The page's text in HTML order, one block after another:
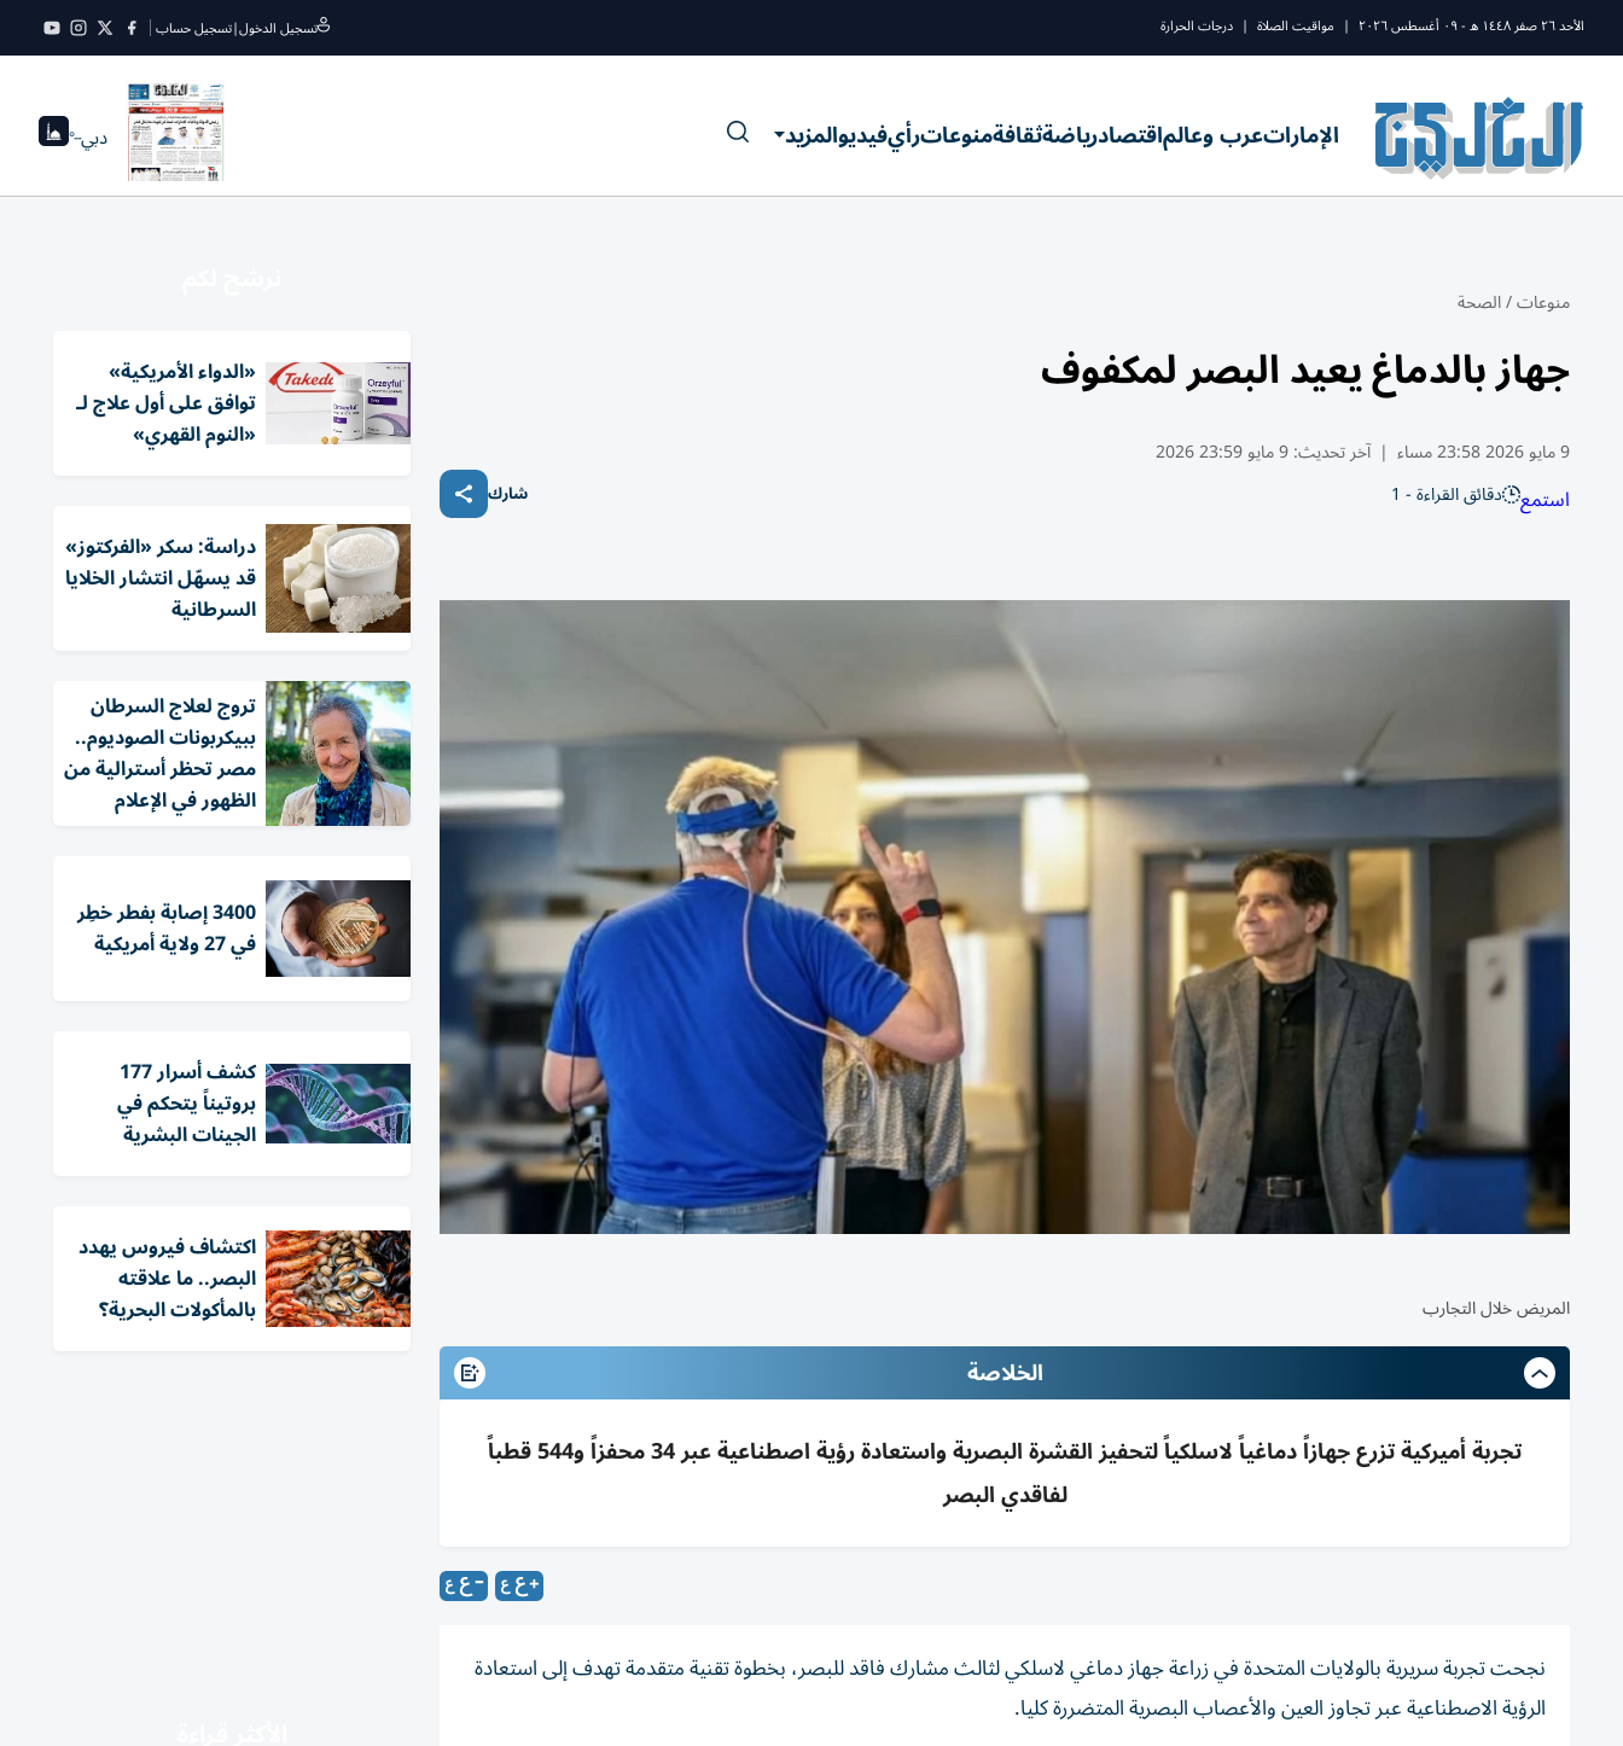
الأحد ٢٦ صفر ١٤٤٨ ه - ٠٩ أغسطس ٢٠٢٦ | مواقيت الصلاة | درجات الحرارة تسجيل الدخول|تسجيل حساب
الإماراتعرب وعالماقتصادرياضةثقافةمنوعاترأيفيديوالمزيد دبي--°
منوعات/الصحة
جهاز بالدماغ يعيد البصر لمكفوف
9 مايو 2026 23:58 مساء | آخر تحديث:9 مايو 23:59 2026
استمع دقائق القراءة - 1 شارك
المريض خلال التجارب
الخلاصة
تجربة أميركية تزرع جهازاً دماغياً لاسلكياً لتحفيز القشرة البصرية واستعادة رؤية اصطناعية عبر 34 محفزاً و544 قطباً
لفاقدي البصر
نجحت تجربة سريرية بالولايات المتحدة في زراعة جهاز دماغي لاسلكي لثالث مشارك فاقد للبصر، بخطوة تقنية متقدمة تهدف إلى استعادة
الرؤية الاصطناعية عبر تجاوز العين والأعصاب البصرية المتضررة كليا.
«الدواء الأمريكية»
توافق على أول علاج لـ
«النوم القهري»
دراسة: سكر «الفركتوز»
قد يسهّل انتشار الخلايا
السرطانية
تروج لعلاج السرطان
ببيكربونات الصوديوم..
مصر تحظر أسترالية من
الظهور في الإعلام
3400 إصابة بفطر خطِر
في 27 ولاية أمريكية
كشف أسرار 177
بروتيناً يتحكم في
الجينات البشرية
اكتشاف فيروس يهدد
البصر.. ما علاقته
بالمأكولات البحرية؟